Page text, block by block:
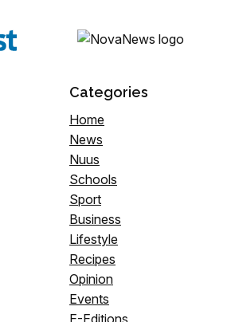
Categories
Home
News
Nuus
Schools
Sport
Business
Lifestyle
Recipes
Opinion
Events